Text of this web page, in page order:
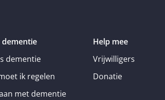
dementie
dementie
ik regelen
met dementie
Help mee
Vrijwilligers
Donatie